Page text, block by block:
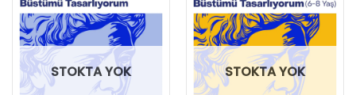
STOKTA YOK STOKTA YOK